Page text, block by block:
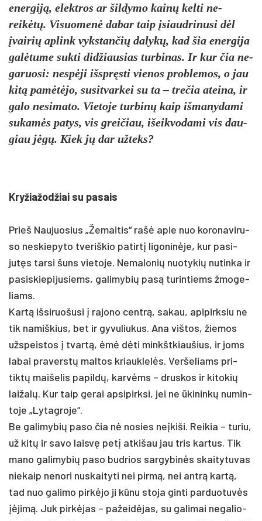
ener­giją, elekt­ros ar šil­dy­mo kainų kel­ti ne­
reikėtų. Vi­suo­menė da­bar taip įsiaud­ri­nu­si dėl
įvai­rių ap­link vyks­tan­čių da­lykų, kad šia ener­gi­ja
galė­tu­me su­kti did­žiau­sias tur­bi­nas. Ir kur čia ne­
ga­ruo­si: ne­spėji išspręs­ti vie­nos pro­ble­mos, o jau
kitą pamėtė­jo, su­si­tvar­kei su ta – tre­čia atei­na, ir
ga­lo ne­si­ma­to. Vie­to­je tur­binų kaip iš­ma­ny­da­mi
su­kamės pa­tys, vis grei­čiau, išeik­vo­da­mi vis dau­
giau jėgų. Kiek jų dar už­teks?
Kry­žia­žod­žiai su pa­sais
Prieš Nau­juo­sius „Že­mai­tis“ rašė apie nuo ko­ro­na­vi­ru­
so ne­skie­py­to tve­riš­kio pa­tirtį li­go­ninė­je, kur pa­si­
jutęs tar­si šuns vie­to­je. Ne­ma­lo­nių nuo­ty­kių nu­tin­ka ir
pa­si­skie­pi­ju­siems, ga­li­my­bių pa­są tu­rin­tiems žmo­ge­
liams.
Kartą iš­si­ruo­šu­si į ra­jo­no centrą, sa­kau, api­pirk­siu ne
tik na­miš­kius, bet ir gy­vu­liu­kus. Ana viš­tos, žie­mos
užs­peis­tos į tvartą, ėmė dėti minkšt­kiau­šius, ir joms
la­bai pra­verstų mal­tos kriauk­lelės. Ver­še­liams pri­
tiktų mai­še­lis pa­pildų, karvėms – drus­kos ir ki­to­kių
lai­žalų. Kur taip ge­rai ap­si­pirk­si, jei ne ūki­ninkų nu­min­
to­je „Ly­tag­ro­je“.
Be ga­li­my­bių pa­so čia nė no­sies ne­įki­ši. Rei­kia – tu­riu,
už kitų ir sa­vo laisvę petį at­ki­šau jau tris kar­tus. Tik
ma­no ga­li­my­bių pa­so bud­rios sar­gy­binės skai­ty­tu­vas
nie­kaip ne­no­ri nu­skai­ty­ti nei pirmą, nei ant­rą kartą,
tad nuo ga­li­mo pirkė­jo ji kūnu sto­ja gin­ti par­duo­tuvės
įėjimą. Juk pirkė­jas – pa­žeidė­jas, su ga­li­mai ne­ga­lio­